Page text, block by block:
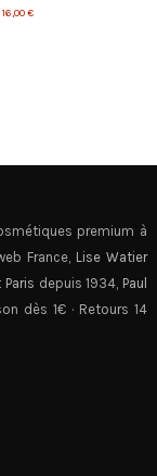
&
premium à
France, Lise Watier
depuis 1934, Paul
dès 1€ · Retours 14